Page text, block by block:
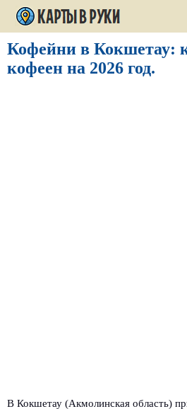
Кофейни в Кокшетау:
кофеен на 2026 год.
В Кокшетау (Акмолинская область)